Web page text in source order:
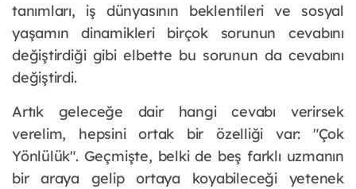
tanımları, iş dünyasının beklentileri ve sosyal
yaşamın dinamikleri birçok sorunun cevabını
değiştirdiği gibi elbette bu sorunun da cevabını
değiştirdi.
Artık geleceğe dair hangi cevabı verirsek
verelim, hepsini ortak bir özelliği var: "Çok
Yönlülük". Geçmişte, belki de beş farklı uzmanın
bir araya gelip ortaya koyabileceği yetenek